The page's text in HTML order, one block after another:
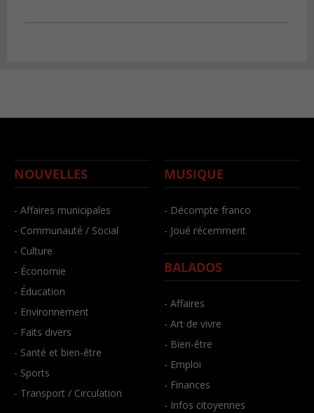
NOUVELLES
- Affaires municipales
- Communauté / Social
- Culture
- Économie
- Éducation
- Environnement
- Faits divers
- Santé et bien-être
- Sports
- Transport / Circulation
MUSIQUE
- Décompte franco
- Joué récemment
BALADOS
- Affaires
- Art de vivre
- Bien-être
- Emploi
- Finances
- Infos citoyennes